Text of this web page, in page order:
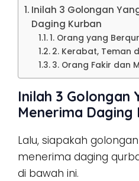
Inilah 3 Golongan
Daging Kurban
1. Orang yang
2. Kerabat, Teman
3. Orang Fakir dan
Inilah 3 Golongan
Menerima Daging
Lalu, siapakah
menerima daging
di bawah ini.